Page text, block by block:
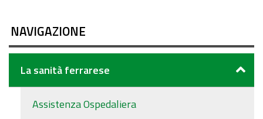
NAVIGAZIONE
La sanità ferrarese
Assistenza Ospedaliera